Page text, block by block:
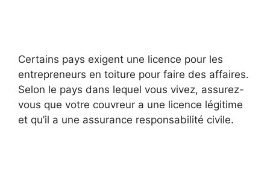
Certains pays exigent une licence pour les
entrepreneurs en toiture pour faire des affaires.
Selon le pays dans lequel vous vivez, assurez-
vous que votre couvreur a une licence légitime
et qu’il a une assurance responsabilité civile.